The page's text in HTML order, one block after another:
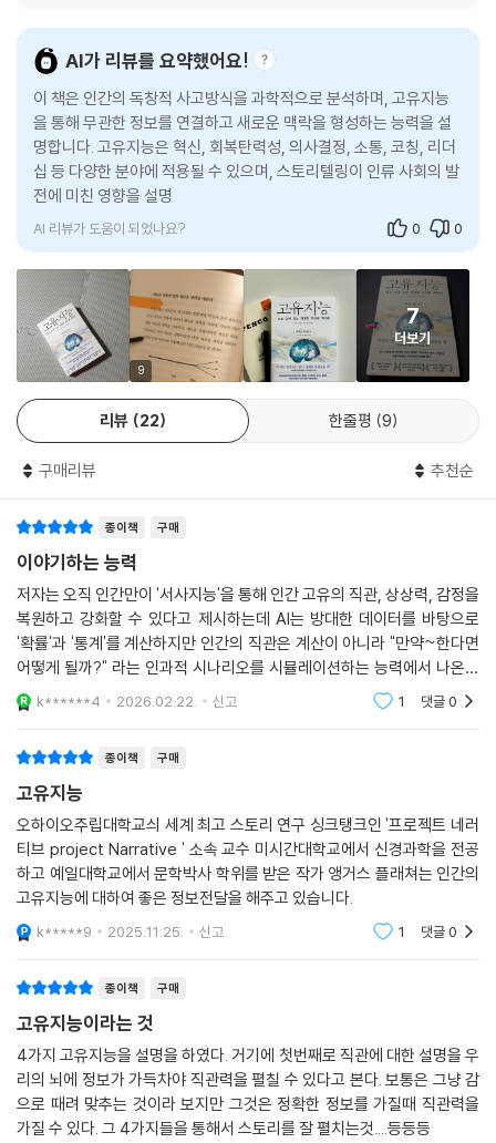
있었다. 이 세상에 똑같은 것은 하나도 없다. 모든 소풍, 모든 사람은 독특
하다. 공장에서 대량으로 만든 플라스틱 제품조차 특정 상황에서는 의미가
에 누워 있다가 어느 날 문득 깨우쳤을까? 아니다. 내 딸은 무의식의 뇌, 깊
은 생물학적 본능의 힘으로 알게 되었다. 저절로 얻게 된 암묵적 지식이었
다. 의도적 결정이 아니라 눈에 보이는 모든 것을 특별하게 생각하라는 본
능적 행동이었다. 세월이 흐르면 우리는 이 기본 설정을 잃게 된다. 나이가
들면서 우리는 패턴과 원칙에 따라 일상을 구성하고, 발견보다 효율을 우
선시한다. 결국 우리 뇌는 무엇이든 ‘전에 본 적이 있다고 가정하는’ 기본
설정을 갖게 된다. 태어났을 때와 정반대로, 느린 탐구를 빠른 판단으로 대
체한다는 뜻이다.
--- 「1장 [직관] 예외를 포착하는 눈」 중에서
육군 특수부대의 요청으로 나는 감성지능의 대안을 개발했다. 논리적이라
기보다 생물학적인 이 방법은 감정과 이야기를 잇는 뇌 연결에 기반한다.
그 연결 덕분에 영화와 소설의 서사가 감정을 건드릴 때, 우리는 기쁨이나
이런 의문을 가졌다. 감정과 이야기는 왜 우리 머릿속에서 이렇게 연결되
싱글턴으로 활동하고 있었다. 싱글턴은 팀이나 지원 인력 없이 홀로 적진
에 투입된다. 단독으로 임무를 수행하기 때문에 싱글턴은 자기평가에 철저
해야 한다. 자신의 계획이 성공할 때는 언제이며 계획을 변경해야 할 때는
언제인지 알아야 한다. 자신감이 지나쳐서도 모자라서도 안 된다. 공정하
게, 명확하게 자신을 평가하고 매번 자신의 능력을 정확하게 가늠해야 한
다. 그렇지 않으면 작전이 실패해 목숨을 잃을 수도 있다.
업 완료율에서 심박수까지 자신의 모든 것을 점검하리라 여겼다.
“감이라고요?”
“네, 느낌이요.”
그레이의 자기평가는 감정에서 나오는 것이었다. 진행이 순조롭다고 느껴
지면 계속하고, 뭔가 잘못되었다고 느껴지면 조정했다. 그레이에게 감정은
현실을 더 깊이 이해하는 신비의 감각 같았다. 하지만 그레이를 비롯한 싱
글턴을 연구하면서, 나는 초자연적으로 보이는 그들의 자기평가 능력을 생
추적해, 서사가 가장 효과적인 형태에서 벗어나는 경우 방향을 바꿔야 한
다는 신호를 주었다.
반 고흐처럼 스티브 잡스는 교실 밖에서 셰익스피어를 만났다. 시험 때문
에 셰익스피어를 읽은 것이 아니라 순수한 호기심에서 읽었다. 그래서 리
떻게 작동하는지를 가장 선명하게 보여주는 예는 예술사에서도 찾아볼 수
있다. 빈센트 반 고흐는 미술 교육의 정석이었던 색채 이론을 기존 방식대
로 따르지 않았다. 당시 화가들은 과학적으로 정리된 색 대비 규칙에 의존
해 그림을 그리는 것이 상식이었다. 그러나 반 고흐는 사람, 사물, 공간에서
정리된 법칙으로 설명되지 않는 미묘한 대비와 감정의 진동을 포착했다.
〈별이 빛나는 밤〉을 그릴 때 반 고흐는 색채론에서 금기시된 노랑과 파랑을
과감하게 충돌시켰다. 규칙대로라면 부조화가 발생해야 했다. 그러나 반
고흐는 하늘이 가진 불안정한 아름다움, 삶이 가진 흔들리는 에너지를 색
의 ‘예외’를 통해 감각적으로 표현했다. 그 결과 탄생한 작품은 인간 내면의
격렬한 감정을 완벽히 시각화하며, 기존 미술이 도달하지 못한 새로운 세
계를 열어젖혔다.
반 고흐는 계산이나 데이터로는 설명될 수 없는 감각적 판단인 직관에 의
존했다. 패턴 속 규칙이 아니라 패턴 바깥의 예외를 본 사람이었던 것이다.
당시 누구도 주목하지 않았던 색의 미세한 떨림을 읽어내고, 기존 규칙의
바깥에서 예외를 기회로 바꾸는 능력이 고유지능의 핵심이다. 반 고흐의
그림은 색에 대한 새로운 이해를 열며 현대 미술의 방향을 바꾸었다. 이 책
다. 예측할 수 없는 전장에서 한 수 앞을 읽어 상황을 반전시킨 특수부대 요
힌 마리 퀴리, 작은 컴퓨터 안에서 미래의 생활 방식을 직감해낸 스티브 잡
스와 스티브 워즈니악 등이 그 예다.
“미래를 꿰뚫고, 기회를 직감하며,
위기 속에서도 탁월한 결정을 내리는 사람들의 비밀”
불확실성을 기회로 바꾸는 6가지 전략
고유지능은 혁신, 회복탄력성, 의사결정, 소통, 코칭, 리더십 등 삶의 다양
한 영역에서 위력을 발휘한다. 한 NASA 우주비행사는 임무 도중 동시에
는 절체절명의 상황에 직면했다. 계산을 수행할 시간도, 외부의 지시를 받
을 여유도 없던 그 순간, 그는 훈련을 통해 길러온 감각적 판단, 즉 직관에
의존해 결정을 내렸다. 그 선택은 결국 생사를 가르는 차이를 만들었다. 이
후 NASA는 이러한 사례를 통해 논리로 설명되지 않는 인간 고유의 의사
결정 능력에 주목했고, 우주비행사 훈련 프로그램에서 상황 인지와 직관적
최선의 방향을 선택하는 능력인 고유지능의 핵심이 실제 임무 현장에서 발
현된 것이다.
또한 미 육군은 신병들에게 정답을 가르치고 그대로 따르게 하는 기존 방
식에서 벗어나, 스스로 판단하고 실천하도록 주도권을 넘기는 새로운 코칭
방식을 도입했다. 교관은 해결책을 대신 제시하기보다 질문을 통해 방향을
- 미 육군
호기심을 자극하고, 흥미로우며, 쉽게 읽힌다. 플레처는 수많은 역사적?과
학적 사례를 통해 인간이 실제로 어떤 능력을 지니고 있는지, 그리고 그 능
력을 어떻게 더욱 날카롭게 연마할 수 있는지를 보여준다.
- 《월스트리트 저널》
앵거스 플레처는 가장 독창적인 사상가 중 한 명이다. 그의 핵심 메시지는
단순하면서도 강력하다. 변동성이 크고 불확실성이 높은 환경에서는, 논리
와 데이터보다 직관과 상상력이 더 큰 힘을 발휘한다는 것. AI는 빠르지만,
적응하고, 이야기하고, 예외를 감지하는 능력만큼은 여전히 인간이 앞선
다. 무엇보다도 그의 연구는 경계를 넘나드는 진정한 ‘융합 지성’이다.
- 빅 싱크
AI가 리뷰를 요약했어요!
이 책은 인간의 독창적 사고방식을 과학적으로 분석하며, 고유지능
을 통해 무관한 정보를 연결하고 새로운 맥락을 형성하는 능력을 설
명합니다. 고유지능은 혁신, 회복탄력성, 의사결정, 소통, 코칭, 리더
십 등 다양한 분야에 적용될 수 있으며, 스토리텔링이 인류 사회의 발
전에 미친 영향을 설명합니다. AI 시대에 인간의 정체성을 찾는 과정
AI 리뷰가 도움이 되었나요? 0 0
9
7
더보기
리뷰 22 한줄평 9
구매리뷰 추천순
종이책 구매
이야기하는 능력
저자는 오직 인간만이 '서사지능'을 통해 인간 고유의 직관, 상상력, 감정을
복원하고 강화할 수 있다고 제시하는데 AI는 방대한 데이터를 바탕으로
'확률'과 '통계'를 계산하지만 인간의 직관은 계산이 아니라 "만약~한다면
어떻게 될까?" 라는 인과적 시나리오를 시뮬레이션하는 능력에서 나온다
고 한다. 따라서 AI가 따라 할 수 없는 인과적 추론능력을 깨우고 창의성의
원천인 변칙을
k******4 2026.02.22. 신고 1 댓글0
종이책 구매
고유지능
오하이오주립대학교싀 세계 최고 스토리 연구 싱크탱크인 '프로젝트 네러
티브 project Narrative ' 소속 교수 미시간대학교에서 신경과학을 전공
하고 예일대학교에서 문학박사 학위를 받은 작가 앵거스 플래쳐는 인간의
고유지능에 대하여 좋은 정보전달을 해주고 있습니다.
k*****9 2025.11.25. 신고 1 댓글0
종이책 구매
고유지능이라는 것
4가지 고유지능을 설명을 하였다. 거기에 첫번째로 직관에 대한 설명을 우
리의 뇌에 정보가 가득차야 직관력을 펼칠 수 있다고 본다. 보통은 그냥 감
으로 때려 맞추는 것이라 보지만 그것은 정확한 정보를 가질때 직관력을
가질 수 있다. 그 4가지들을 통해서 스토리를 잘 펼치는것....등등등